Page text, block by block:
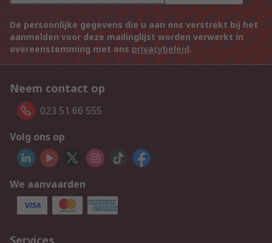
De persoonlijke gegevens die u aan ons verstrekt bij het
aanmelden voor deze mailinglijst worden verwerkt in
overeenstemming met ons privacybeleid.
Neem contact op
023 51 66 555
Volg ons op
We aanvaarden